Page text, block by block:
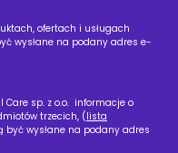
ofertach i usługach
wysłane na podany adres e-
sp. z o.o. informacje o
trzecich, (lista
być wysłane na podany adres